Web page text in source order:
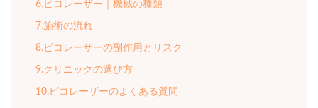
6.ピコレーザー｜機械の種類
7.施術の流れ
8.ピコレーザーの副作用とリスク
9.クリニックの選び方
10.ピコレーザーのよくある質問